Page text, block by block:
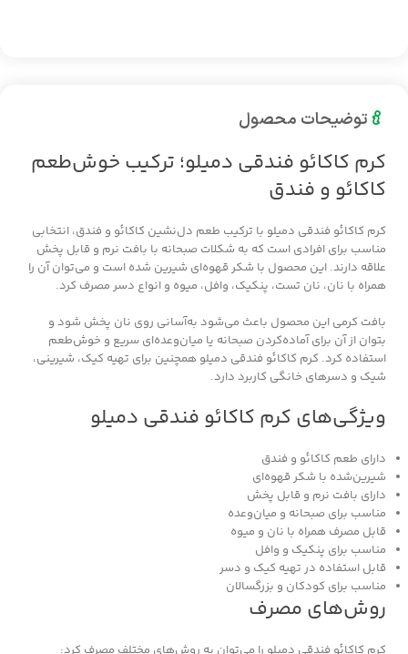
توضیحات محصول
کرم کاکائو فندقی دمیلو؛ ترکیب خوش‌طعم
کاکائو و فندق
کرم کاکائو فندقی دمیلو با ترکیب طعم دل‌نشین کاکائو و فندق، انتخابی
مناسب برای افرادی است که به شکلات صبحانه با بافت نرم و قابل پخش
علاقه دارند. این محصول با شکر قهوه‌ای شیرین شده است و می‌توان آن را
همراه با نان، نان تست، پنکیک، وافل، میوه و انواع دسر مصرف کرد.
بافت کرمی این محصول باعث می‌شود به‌آسانی روی نان پخش شود و
بتوان از آن برای آماده‌کردن صبحانه یا میان‌وعده‌ای سریع و خوش‌طعم
استفاده کرد. کرم کاکائو فندقی دمیلو همچنین برای تهیه کیک، شیرینی،
شیک و دسرهای خانگی کاربرد دارد.
ویژگی‌های کرم کاکائو فندقی دمیلو
دارای طعم کاکائو و فندق
شیرین‌شده با شکر قهوه‌ای
دارای بافت نرم و قابل پخش
مناسب برای صبحانه و میان‌وعده
قابل مصرف همراه با نان و میوه
مناسب برای پنکیک و وافل
قابل استفاده در تهیه کیک و دسر
مناسب برای کودکان و بزرگسالان
روش‌های مصرف